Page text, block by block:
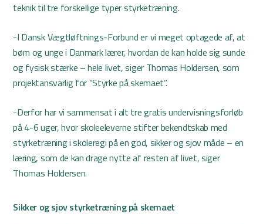
teknik til tre forskellige typer styrketræning.
-I Dansk Vægtløftnings-Forbund er vi meget optagede af, at
børn og unge i Danmark lærer, hvordan de kan holde sig sunde
og fysisk stærke – hele livet, siger Thomas Holdersen, som
projektansvarlig for “Styrke på skemaet”.
-Derfor har vi sammensat i alt tre gratis undervisningsforløb
på 4-6 uger, hvor skoleeleverne stifter bekendtskab med
styrketræning i skoleregi på en god, sikker og sjov måde – en
læring, som de kan drage nytte af resten af livet, siger
Thomas Holdersen.
Sikker og sjov styrketræning på skemaet